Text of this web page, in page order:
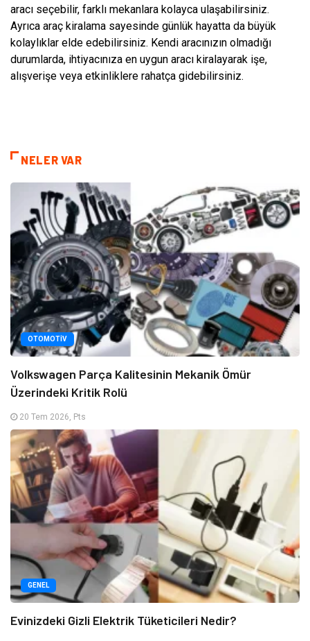
aracı seçebilir, farklı mekanlara kolayca ulaşabilirsiniz.
Ayrıca araç kiralama sayesinde günlük hayatta da büyük
kolaylıklar elde edebilirsiniz. Kendi aracınızın olmadığı
durumlarda, ihtiyacınıza en uygun aracı kiralayarak işe,
alışverişe veya etkinliklere rahatça gidebilirsiniz.
NELER VAR
OTOMOTIV
Volkswagen Parça Kalitesinin Mekanik Ömür
Üzerindeki Kritik Rolü
20 Tem 2026, Pts
GENEL
Evinizdeki Gizli Elektrik Tüketicileri Nedir?